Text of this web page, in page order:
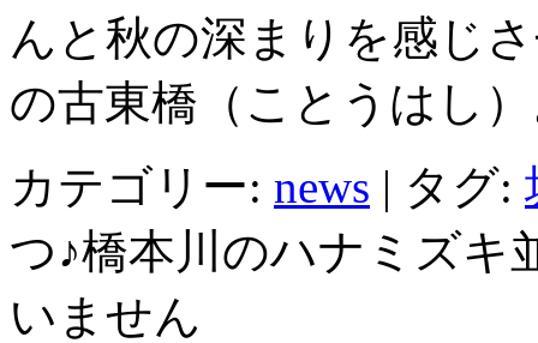
んと秋の深まりを感じ
の古東橋（ことうはし
カテゴリー: news | タグ:
つ♪橋本川のハナミズキ
いません